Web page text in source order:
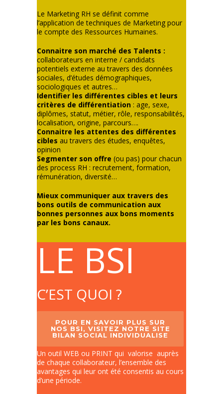
Le Marketing RH se définit comme
l’application de techniques de Marketing pour
le compte des Ressources Humaines.
Connaitre son marché des Talents :
collaborateurs en interne / candidats
potentiels externe au travers des données
sociales, d’études démographiques,
sociologiques et autres…
Identifier les différentes cibles et leurs
critères de différentiation : age, sexe,
diplômes, statut, métier, rôle, responsabilités,
localisation, origine, parcours….
Connaitre les attentes des différentes
cibles au travers des études, enquêtes,
opinion
Segmenter son offre (ou pas) pour chacun
des process RH : recrutement, formation,
rémunération, diversité…
Mieux communiquer aux travers des
bons outils de communication aux
bonnes personnes aux bons moments
par les bons canaux.
LE BSI
C’EST QUOI ?
POUR EN SAVOIR PLUS SUR
NOS BSI, VISITEZ NOTRE SITE
BILAN SOCIAL INDIVIDUALISE
Un outil WEB ou PRINT qui valorise auprès
de chaque collaborateur, l’ensemble des
avantages qui leur ont été consentis au cours
d’une période.